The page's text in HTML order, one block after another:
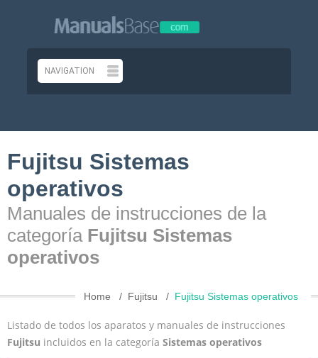
Fujitsu Sistemas
operativos
Manuales de instrucciones de la
categoría Fujitsu Sistemas
operativos
Home Fujitsu Fujitsu Sistemas operativos
Listado de todos los aparatos y manuales de instrucciones
Fujitsu incluidos en la categoría Sistemas operativos